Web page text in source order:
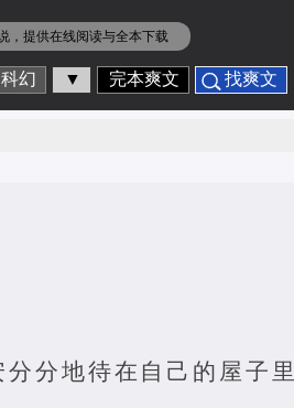
，提供在线阅读与全本下载
科幻 ▼ 完本爽文 找爽文
分地待在自己的屋子里